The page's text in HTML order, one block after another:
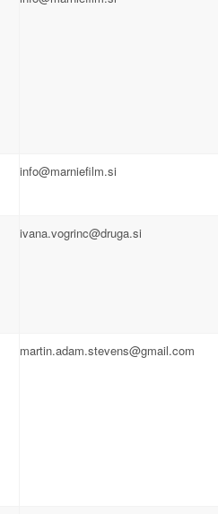
info@marniefilm.si
ivana.vogrinc@druga.si
martin.adam.stevens@gmail.com